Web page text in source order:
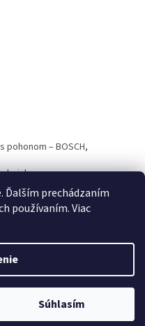
Ďalším prechádzaním
používaním. Viac
Súhlasím
– BOSCH,
. Všetky práva vyhradené.